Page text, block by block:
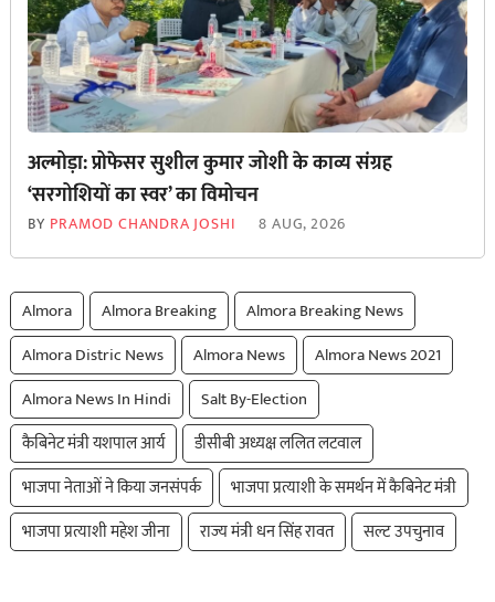
अल्मोड़ा: प्रोफेसर सुशील कुमार जोशी के काव्य संग्रह
‘सरगोशियों का स्वर’ का विमोचन
BY PRAMOD CHANDRA JOSHI 8 AUG, 2026
Almora Almora Breaking
Almora Breaking News
Almora Distric News
Almora News
Almora News 2021
Almora News In Hindi
Salt By-Election
कैबिनेट मंत्री यशपाल आर्य
डीसीबी अध्यक्ष ललित लटवाल
भाजपा नेताओं ने किया जनसंपर्क
भाजपा प्रत्याशी के समर्थन में कैबिनेट मंत्री
भाजपा प्रत्याशी महेश जीना
राज्य मंत्री धन सिंह रावत सल्ट उपचुनाव